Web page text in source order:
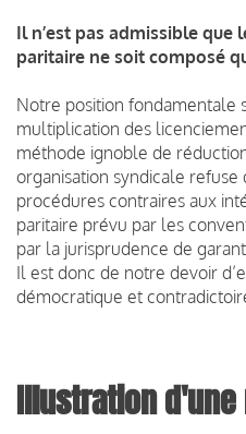
Il n’est pas admissible que
paritaire ne soit composé
Notre position fondamentale
multiplication des
méthode ignoble de
organisation syndicale refuse
procédures contraires aux
paritaire prévu par les
par la jurisprudence de
Il est donc de notre devoir
démocratique et
Illustration